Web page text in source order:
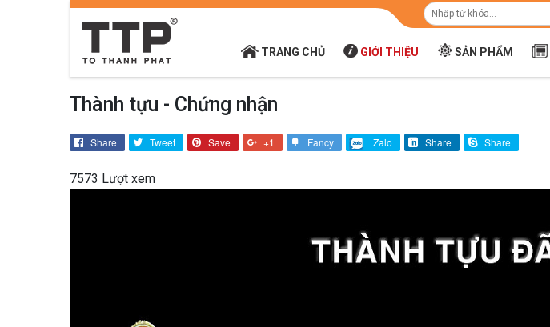
TRANG CHỦ GIỚI THIỆU SẢN PHẨM
Thành tựu - Chứng nhận
Share Tweet Save +1 Fancy Zalo Share Share
7573 Lượt xem